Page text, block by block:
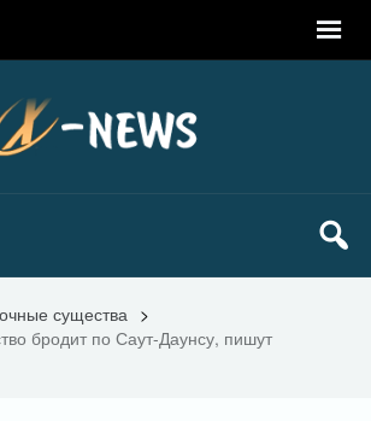
существа >
бродит по Саут-Даунсу, пишут